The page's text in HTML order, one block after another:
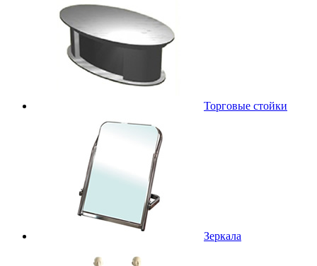
Торговые стойки
Зеркала